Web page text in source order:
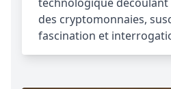
des cryptomonnaies,
fascination et